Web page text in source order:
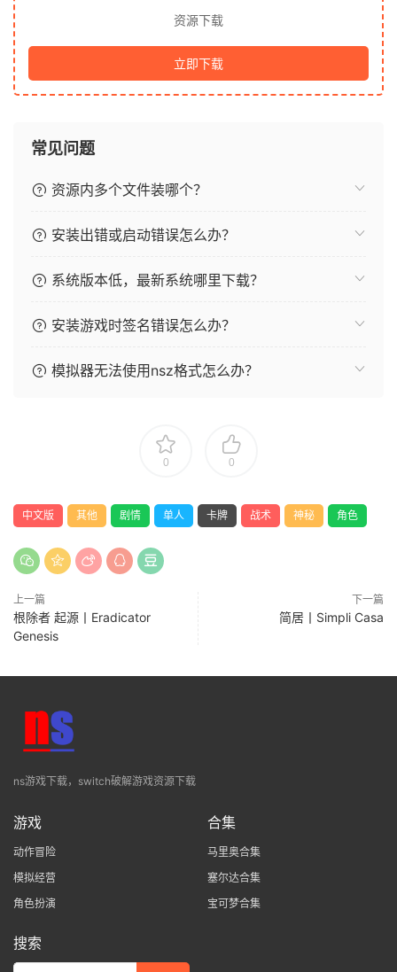
资源下载
立即下载
常见问题
资源内多个文件装哪个？
安装出错或启动错误怎么办？
系统版本低，最新系统哪里下载？
安装游戏时签名错误怎么办？
模拟器无法使用nsz格式怎么办？
0 0
中文版 其他 剧情 单人 卡牌 战术 神秘 角色
上一篇
根除者 起源丨Eradicator
Genesis
下一篇
简居丨Simpli Casa
ns游戏下载，switch破解游戏资源下载
游戏
动作冒险
模拟经营
角色扮演
合集
马里奥合集
塞尔达合集
宝可梦合集
搜索